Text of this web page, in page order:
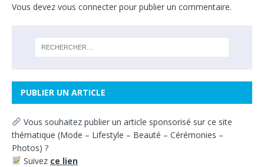
Vous devez vous connecter pour publier un commentaire.
PUBLIER UN ARTICLE
Vous souhaitez publier un article sponsorisé sur ce site
thématique (Mode – Lifestyle – Beauté – Cérémonies –
Photos) ?
Suivez ce lien